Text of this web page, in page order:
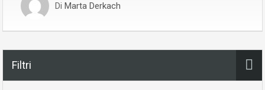
Di Marta Derkach
Filtri